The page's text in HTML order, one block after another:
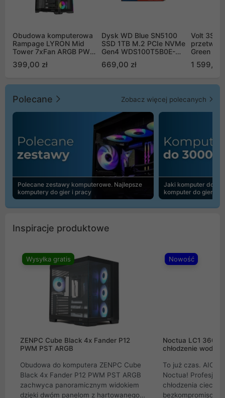
Obudowa komputerowa
Rampage LYRON Mid
Tower 7xFan ARGB PWM
399,00 zł
Dysk WD Blue SN5100
SSD 1TB M.2 PCIe NVMe
Gen4 WDS100T5B0E-
669,00 zł
Volt
Green
1 599,00
Polecane Zobacz więcej polecanych
Polecane zestawy komputerowe. Najlepsze
komputery do gier i pracy
Jaki komputer do
komputer do gier |
Inspiracje produktowe
Wysyłka gratis
ZENPC Cube Black 4x Fander P12
PWM PST ARGB
Obudowa do komputera ZENPC Cube
Black 4x Fander P12 PWM PST ARGB
zachwyca panoramicznym widokiem
dzięki dwóm panelom z hartowanego
Nowość
Noctua LC1
chłodzenie wodne
To już czas. AIO
Noctua!
chłodzenia cieczą